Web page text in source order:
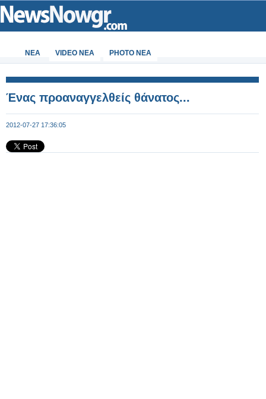
ΝΕΑ VIDEO NEA PHOTO NEA
Ένας προαναγγελθείς θάνατος...
2012-07-27 17:36:05